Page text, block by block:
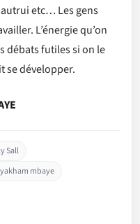
etc… Les gens
L’énergie qu’on
débats futiles si on le
se développer.
Sall
yakham mbaye